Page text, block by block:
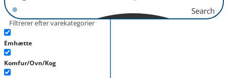
Search
Filtrerer efter varekategorier
Emhætte
Komfur/Ovn/Kog